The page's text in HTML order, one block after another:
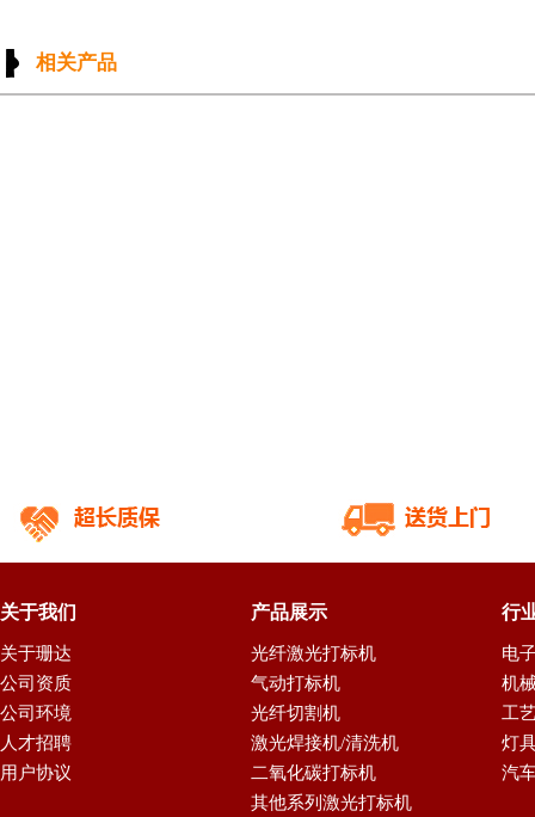
相关产品
关于我们
关于珊达
公司资质
公司环境
人才招聘
用户协议
产品展示
光纤激光打标机
气动打标机
光纤切割机
激光焊接机/清洗机
二氧化碳打标机
其他系列激光打标机
行
电
机
工
灯
汽